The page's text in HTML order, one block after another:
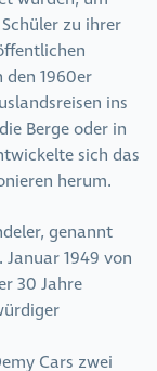
zu ihrer
1960er
ins
Berge oder in
sich das
herum.
genannt
Januar 1949 von
30 Jahre
Cars zwei